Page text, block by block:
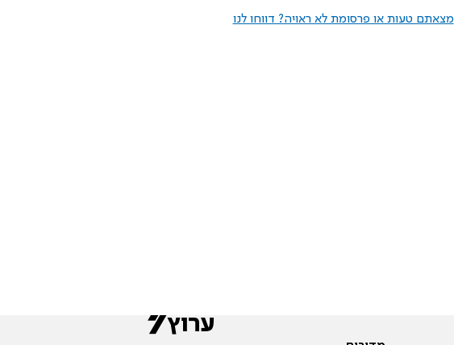
מצאתם טעות או פרסומת לא ראויה? דווחו לנו